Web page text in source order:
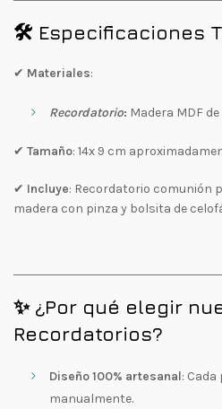
🛠️ Especificaciones
✔ Materiales:
Recordatorio: Madera MDF
✔ Tamaño: 14x 9 cm
✔ Incluye: Recordatorio comunión
madera con pinza y bolsita de
✨ ¿Por qué elegir
Recordatorios?
Diseño 100% artesanal: Cada
manualmente.